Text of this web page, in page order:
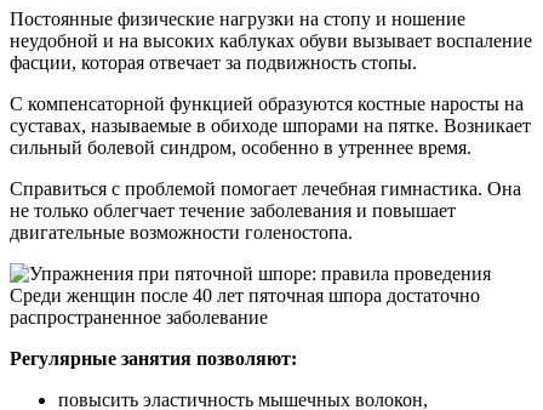
Постоянные физические нагрузки на стопу и ношение
неудобной и на высоких каблуках обуви вызывает воспаление
фасции, которая отвечает за подвижность стопы.
С компенсаторной функцией образуются костные наросты на
суставах, называемые в обиходе шпорами на пятке. Возникает
сильный болевой синдром, особенно в утреннее время.
Справиться с проблемой помогает лечебная гимнастика. Она
не только облегчает течение заболевания и повышает
двигательные возможности голеностопа.
Среди женщин после 40 лет пяточная шпора достаточно
распространенное заболевание
Регулярные занятия позволяют:
повысить эластичность мышечных волокон,